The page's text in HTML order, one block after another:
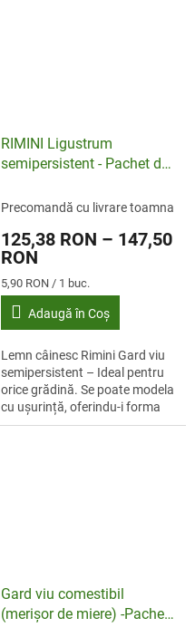
RIMINI Ligustrum
semipersistent - Pachet de
Precomandă cu livrare toamna
125,38 RON – 147,50
RON
Evaluare
preţ:
5,90 RON / 1 buc.
Adaugă în Coş
Lemn câinesc Rimini Gard viu
semipersistent – Ideal pentru
orice grădină. Se poate modela
cu ușurință, oferindu-i forma
dorită. 15% reducere pentru o
Gard viu comestibil
(merișor de miere) -Pachet